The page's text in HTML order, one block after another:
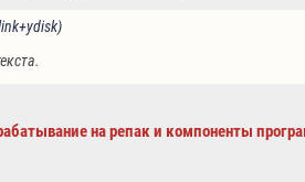
на репак и компоненты